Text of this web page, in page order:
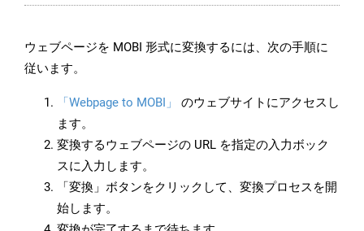
ウェブページを MOBI 形式に変換するには、次の手順に
従います。
「Webpage to MOBI」
のウェブサイトにアクセスし
ます。
変換するウェブページの URL を指定の入力ボック
スに入力します。
「変換」ボタンをクリックして、変換プロセスを開
始します。